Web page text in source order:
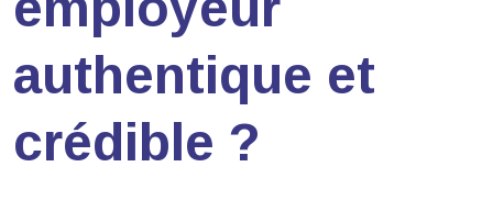
authentique et
crédible ?